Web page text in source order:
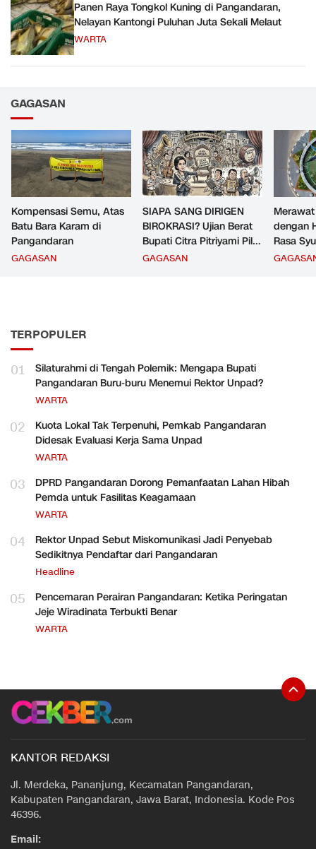
Panen Raya Tongkol Kuning di Pangandaran,
Nelayan Kantongi Puluhan Juta Sekali Melaut
WARTA
GAGASAN
Kompensasi Semu, Atas
Batu Bara Karam di
Pangandaran
GAGASAN
SIAPA SANG DIRIGEN
BIROKRASI? Ujian Berat
Bupati Citra Pitriyami Pilih
Komandan PNS
GAGASAN
dengan
Rasa
TERPOPULER
01
Silaturahmi di Tengah Polemik: Mengapa Bupati
Pangandaran Buru-buru Menemui Rektor Unpad?
WARTA
02
Kuota Lokal Tak Terpenuhi, Pemkab Pangandaran
Didesak Evaluasi Kerja Sama Unpad
WARTA
03
DPRD Pangandaran Dorong Pemanfaatan Lahan Hibah
Pemda untuk Fasilitas Keagamaan
WARTA
04
Rektor Unpad Sebut Miskomunikasi Jadi Penyebab
Sedikitnya Pendaftar dari Pangandaran
Headline
05
Pencemaran Perairan Pangandaran: Ketika Peringatan
Jeje Wiradinata Terbukti Benar
WARTA
KANTOR REDAKSI
Jl. Merdeka, Pananjung, Kecamatan Pangandaran,
Kabupaten Pangandaran, Jawa Barat, Indonesia. Kode Pos
46396.
Email: